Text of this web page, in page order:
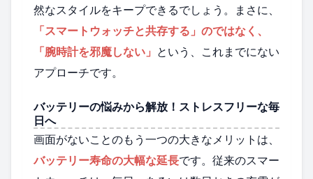
然なスタイルをキープできるでしょう。まさに、
「スマートウォッチと共存する」のではなく、
「腕時計を邪魔しない」 という、これまでにない
アプローチです。
バッテリーの悩みから解放！ストレスフリーな毎
日へ
画面がないことのもう一つの大きなメリットは、
バッテリー寿命の大幅な延長です。従来のスマー